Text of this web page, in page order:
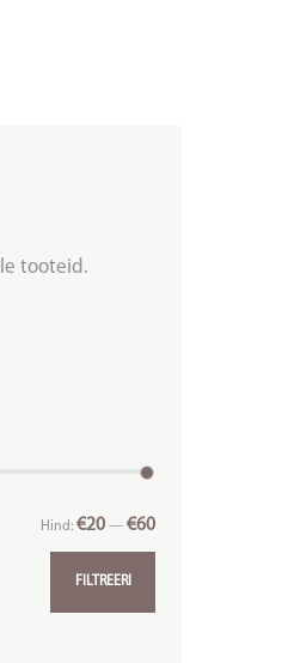
tooteid.
FILTREERI
Hind:€20 —€60